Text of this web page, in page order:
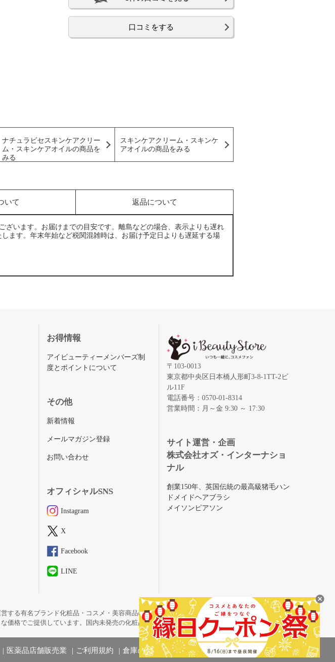
口コミをする
ナチュラビセスキンケアクリー
ム・スキンケアオイルの商品を
みる
スキンケアクリーム・スキンケ
アオイルの商品をみる
いて 返品について
います。お届けまでの目安です。離島などの場合、表示よりも遅れ
ます。年末年始など税関混雑時は、お届け予定日よりも遅延する場
お得情報
アイビューティーメンバーズ制
度とポイントについて
その他
新着情報
メールマガジン登録
お問い合わせ
オフィシャルSNS
Instagram
X
Facebook
LINE
〒103-0013
東京都中央区日本橋人形町3-8-1TT-2ビ
ル11F
電話番号：0570-01-8314
営業時間：月～金 9:30 ～ 17:30
サイト運営・企画
株式会社オズ・インターナショ
ナル
創業150年、英国伝統の最高級猪毛ハン
ドメイドヘアブラシ
メイソンピアソン
する有名ブランド化粧品・コスメ・美容商品の通販サイトです。
価格でご提供しています。国内未発売の化粧品も取り揃えています。
医薬品店舗販売業 ご利用規約 倉庫の管理体制